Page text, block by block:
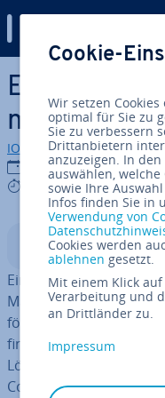
Zum Haupt­in­halt springen
Einen
mit
IONOS Redaktion
16.07.2025
9 mins
In­halts­ver­zeich­nis
Ein eigener
Mar­ken­be­kannt­heit zu
fördern. Wer gerne mit
findet in dem Plugin
Lösung für die
Commerce-Projekts.
Cookie-
Wir setzen
optimal für Sie zu
Sie zu verbessern
Drittanbietern
anzuzeigen. In den
auswählen, welche
sowie Ihre
Infos finden Sie in
Verwendung von
Cookies werden
ablehnen gesetzt.
Mit einem Klick
Verarbeitung und
an Drittländer zu.
Impressum